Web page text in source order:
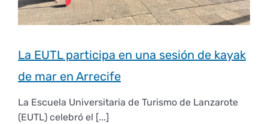
La EUTL participa en una sesión de kayak
de mar en Arrecife
La Escuela Universitaria de Turismo de Lanzarote
(EUTL) celebró el [...]